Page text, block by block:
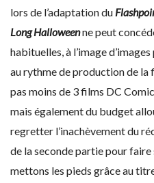
lors de l’adaptation du
Long Halloweenne peut
habituelles, à l’image
au rythme de production de la
pas moins de 3 films DC
mais également du budget
regretter l’inachèvement du
de la seconde partie pour faire
mettons les pieds grâce au